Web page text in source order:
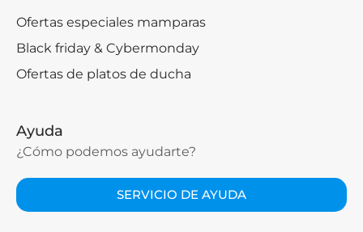
Ofertas especiales mamparas
Black friday & Cybermonday
Ofertas de platos de ducha
Ayuda
¿Cómo podemos ayudarte?
SERVICIO DE AYUDA